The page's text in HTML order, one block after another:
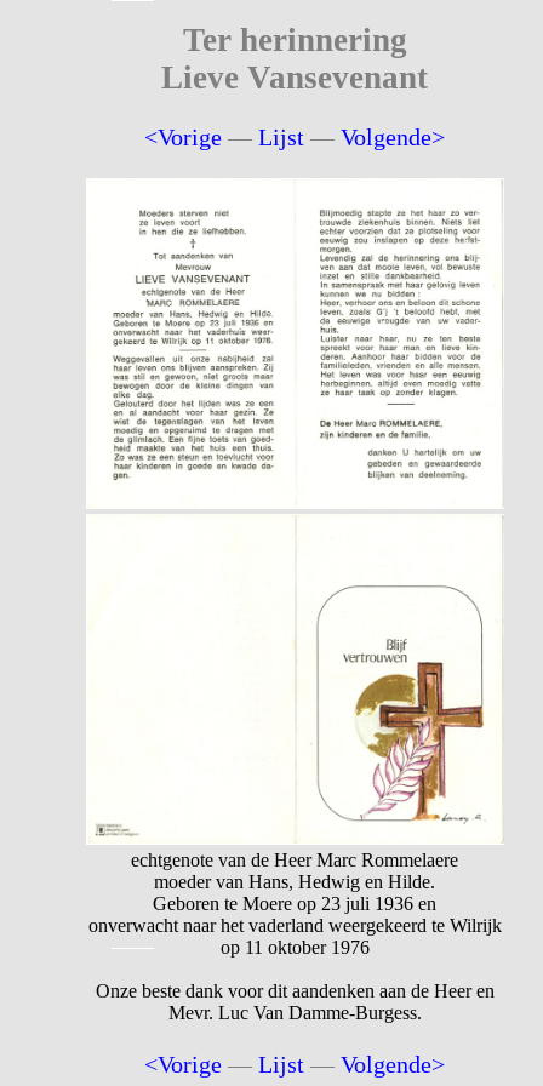
Ter herinnering
Lieve Vansevenant
<Vorige —Lijst —Volgende>
echtgenote van de Heer Marc Rommelaere
moeder van Hans, Hedwig en Hilde.
Geboren te Moere op 23 juli 1936 en
onverwacht naar het vaderland weergekeerd te Wilrijk
op 11 oktober 1976
Onze beste dank voor dit aandenken aan de Heer en
Mevr. Luc Van Damme-Burgess.
<Vorige —Lijst —Volgende>